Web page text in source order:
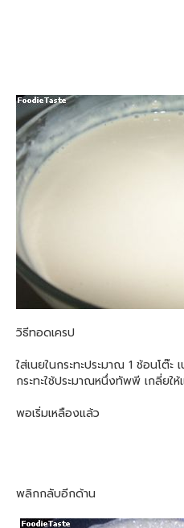
วิธีทอดเครป
ใส่เนยในกระทะประมาณ 1 ช้อนโต๊ะ
กระทะใช้ประมาณหนึ่งทัพพี เกลี่ยใ
พอเริ่มเหลืองแล้ว
พลิกกลับอีกด้าน